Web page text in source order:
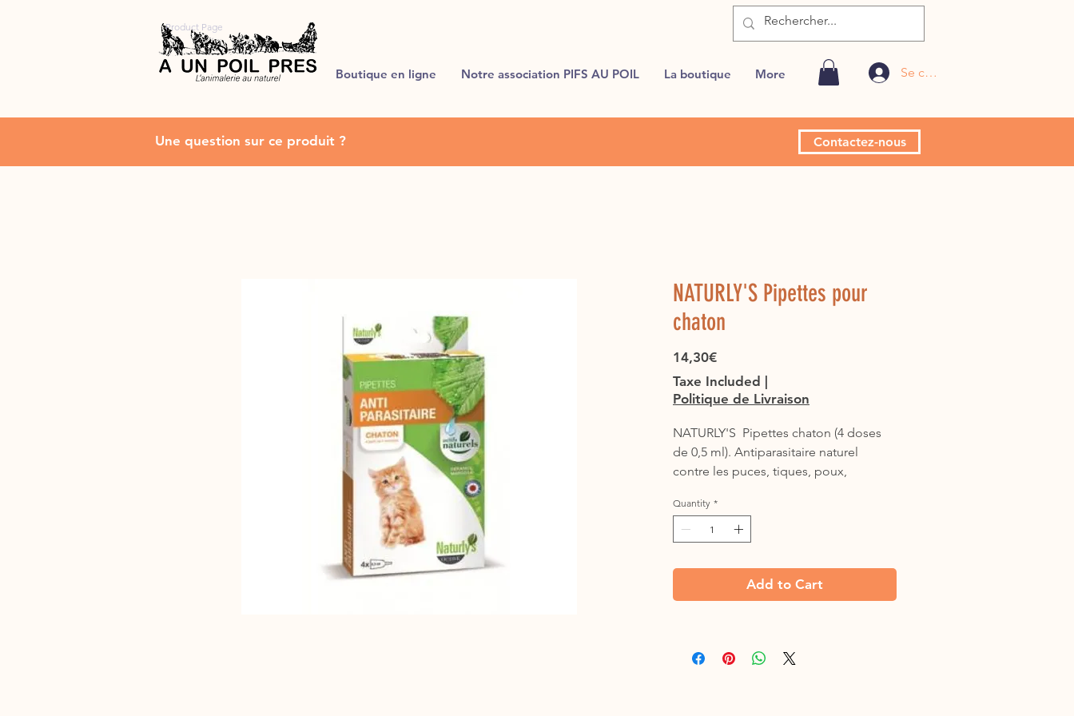
Boutique en ligne Notre association PIFS AU POIL La boutique More Se connecter
Product Page
Une question sur ce produit ? Contactez-nous
NATURLY'S Pipettes pour
chaton
14,30€Price
Taxe Included
Politique de Livraison
NATURLY'S  Pipettes chaton (4 doses
de 0,5 ml). Antiparasitaire naturel
contre les puces, tiques, poux,
Origine : France
Composition: Actif biocide: Margosa-
Extrait* (2 g/L) CAS N° 84696-25-3,
Géraniol* (7,5 g/L) CAS N° 106-24-1.
Quantity *
Add to Cart